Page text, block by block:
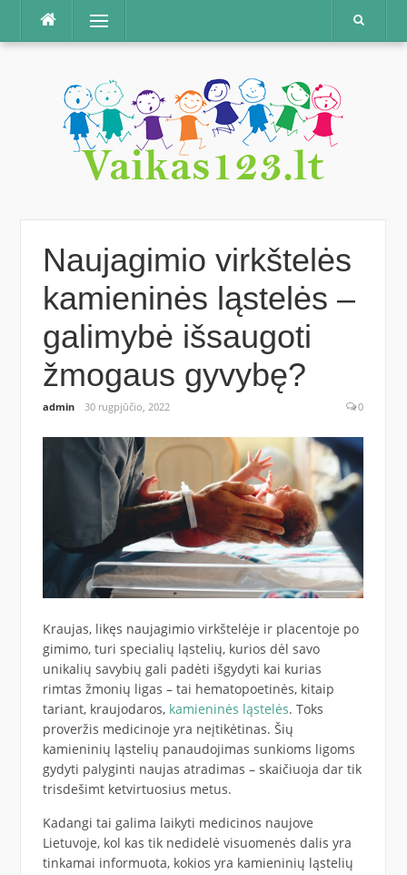
Praleisti
Meniu
Naujagimio virkštelės
kamieninės ląstelės –
galimybė išsaugoti
žmogaus gyvybę?
admin 30 rugpjūčio, 2022 0
Kraujas, likęs naujagimio virkštelėje ir placentoje po
gimimo, turi specialių ląstelių, kurios dėl savo
unikalių savybių gali padėti išgydyti kai kurias
rimtas žmonių ligas – tai hematopoetinės, kitaip
tariant, kraujodaros, kamieninės ląstelės. Toks
proveržis medicinoje yra neįtikėtinas. Šių
kamieninių ląstelių panaudojimas sunkioms ligoms
gydyti palyginti naujas atradimas – skaičiuoja dar tik
trisdešimt ketvirtuosius metus.
Kadangi tai galima laikyti medicinos naujove
Lietuvoje, kol kas tik nedidelė visuomenės dalis yra
tinkamai informuota, kokios yra kamieninių ląstelių